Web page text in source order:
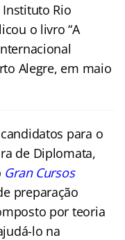
Rio
o livro “A
Alegre, em maio
para o
de Diplomata,
Gran Cursos
preparação
por teoria
lo na